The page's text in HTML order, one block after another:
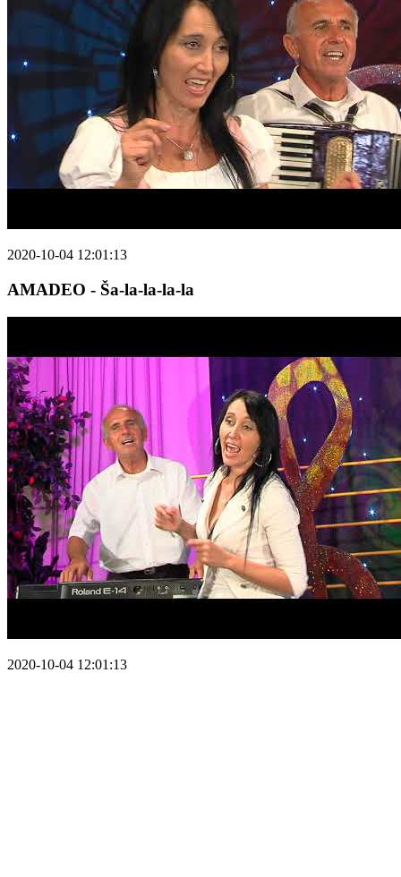
2020-10-04 12:01:13
AMADEO - Ša-la-la-la-la
2020-10-04 12:01:13